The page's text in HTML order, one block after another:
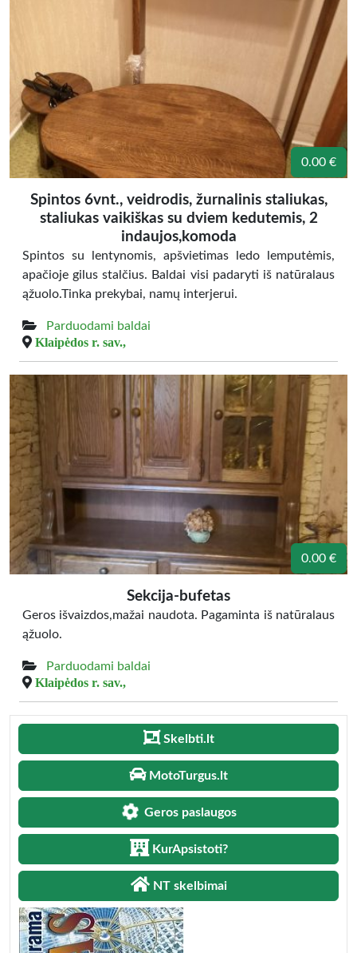
0.00 €
Spintos 6vnt., veidrodis, žurnalinis staliukas,
staliukas vaikiškas su dviem kedutemis, 2
indaujos,komoda
Spintos su lentynomis, apšvietimas ledo lemputėmis,
apačioje gilus stalčius. Baldai visi padaryti iš natūralaus
ąžuolo.Tinka prekybai, namų interjerui.
Parduodami baldai
Klaipėdos r. sav.,
0.00 €
Sekcija-bufetas
Geros išvaizdos,mažai naudota. Pagaminta iš natūralaus
ąžuolo.
Parduodami baldai
Klaipėdos r. sav.,
Skelbti.lt
MotoTurgus.lt
Geros paslaugos
KurApsistoti?
NT skelbimai